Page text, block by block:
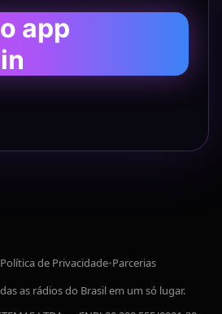
app
Política de Privacidade•Parcerias
as rádios do Brasil em um só lugar.